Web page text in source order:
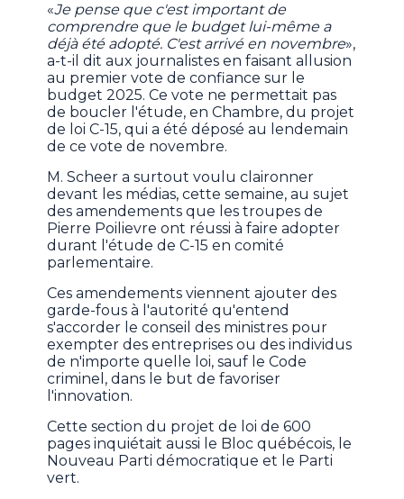
«Je pense que c'est important de
comprendre que le budget lui-même a
déjà été adopté. C'est arrivé en novembre»,
a-t-il dit aux journalistes en faisant allusion
au premier vote de confiance sur le
budget 2025. Ce vote ne permettait pas
de boucler l'étude, en Chambre, du projet
de loi C-15, qui a été déposé au lendemain
de ce vote de novembre.
M. Scheer a surtout voulu claironner
devant les médias, cette semaine, au sujet
des amendements que les troupes de
Pierre Poilievre ont réussi à faire adopter
durant l'étude de C-15 en comité
parlementaire.
Ces amendements viennent ajouter des
garde-fous à l'autorité qu'entend
s'accorder le conseil des ministres pour
exempter des entreprises ou des individus
de n'importe quelle loi, sauf le Code
criminel, dans le but de favoriser
l'innovation.
Cette section du projet de loi de 600
pages inquiétait aussi le Bloc québécois, le
Nouveau Parti démocratique et le Parti
vert.